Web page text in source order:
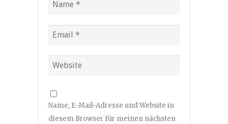
Name, E-Mail-Adresse und Website in
diesem Browser für meinen nächsten